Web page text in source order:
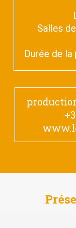
Salles
Durée de